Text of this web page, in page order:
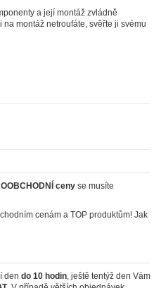
a její montáž zvládně
montáž netroufáte, svěřte ji svému
ceny se musíte
cenám a TOP produktům! Jak
den do 10 hodin, ještě tentýž den Vám